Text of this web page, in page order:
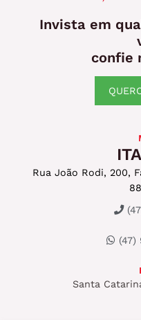
Invista em
confie
Rua João Rodi, 200,
(47)
Santa